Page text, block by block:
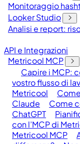
Monitoraggio
Looker Studio
Analisi e report:
API e Integrazioni
Metricool MCP
Capire i MCP:
vostro flusso di
Metricool
Claude
Come
ChatGPT
con l’MCP di
Metricool MCP